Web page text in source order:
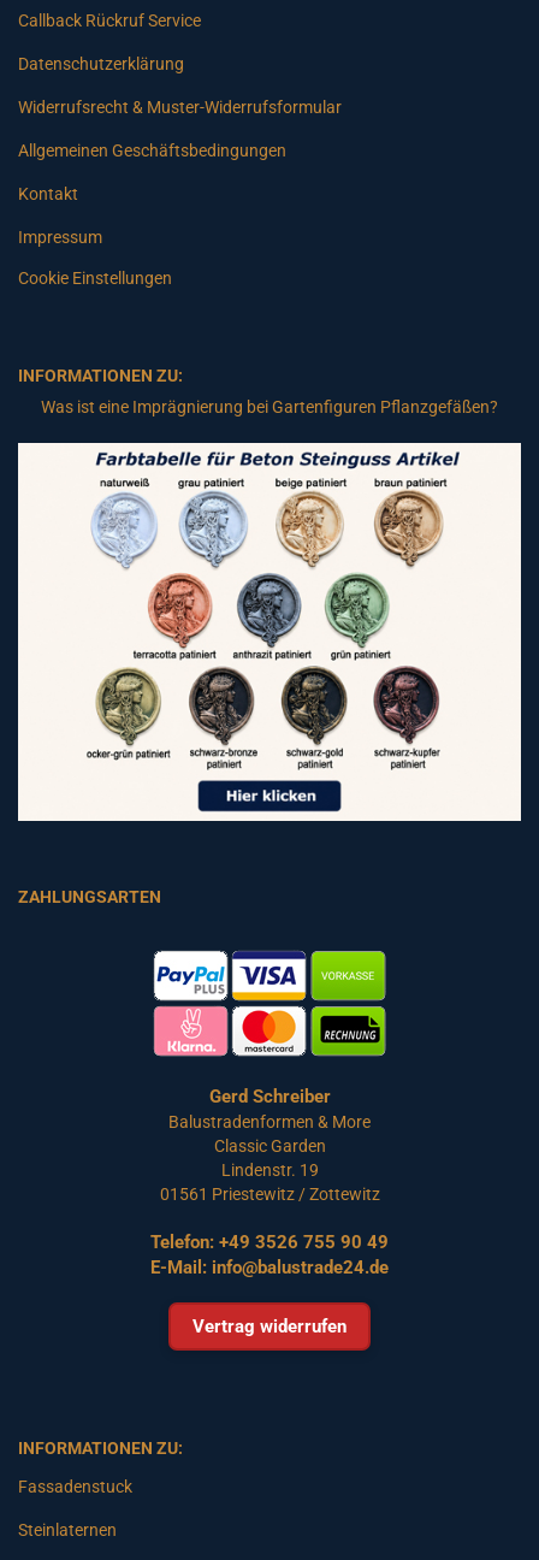
Callback Rückruf Service
Datenschutzerklärung
Widerrufsrecht & Muster-Widerrufsformular
Allgemeinen Geschäftsbedingungen
Kontakt
Impressum
Cookie Einstellungen
INFORMATIONEN ZU:
Was ist eine Imprägnierung bei Gartenfiguren Pflanzgefäßen?
ZAHLUNGSARTEN
Gerd Schreiber
Balustradenformen & More
Classic Garden
Lindenstr. 19
01561 Priestewitz / Zottewitz
Telefon: +49 3526 755 90 49
E-Mail: info@balustrade24.de
Vertrag widerrufen
INFORMATIONEN ZU:
Fassadenstuck
Steinlaternen